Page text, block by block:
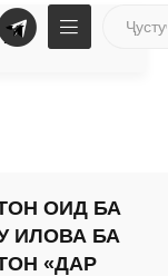
ОИД БА
ИЛОВА БА
«ДАР